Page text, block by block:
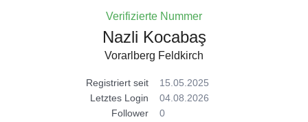
Verifizierte Nummer
Nazli Kocabaş
Vorarlberg Feldkirch
Registriert seit
15.05.2025
Letztes Login
04.08.2026
Follower
0